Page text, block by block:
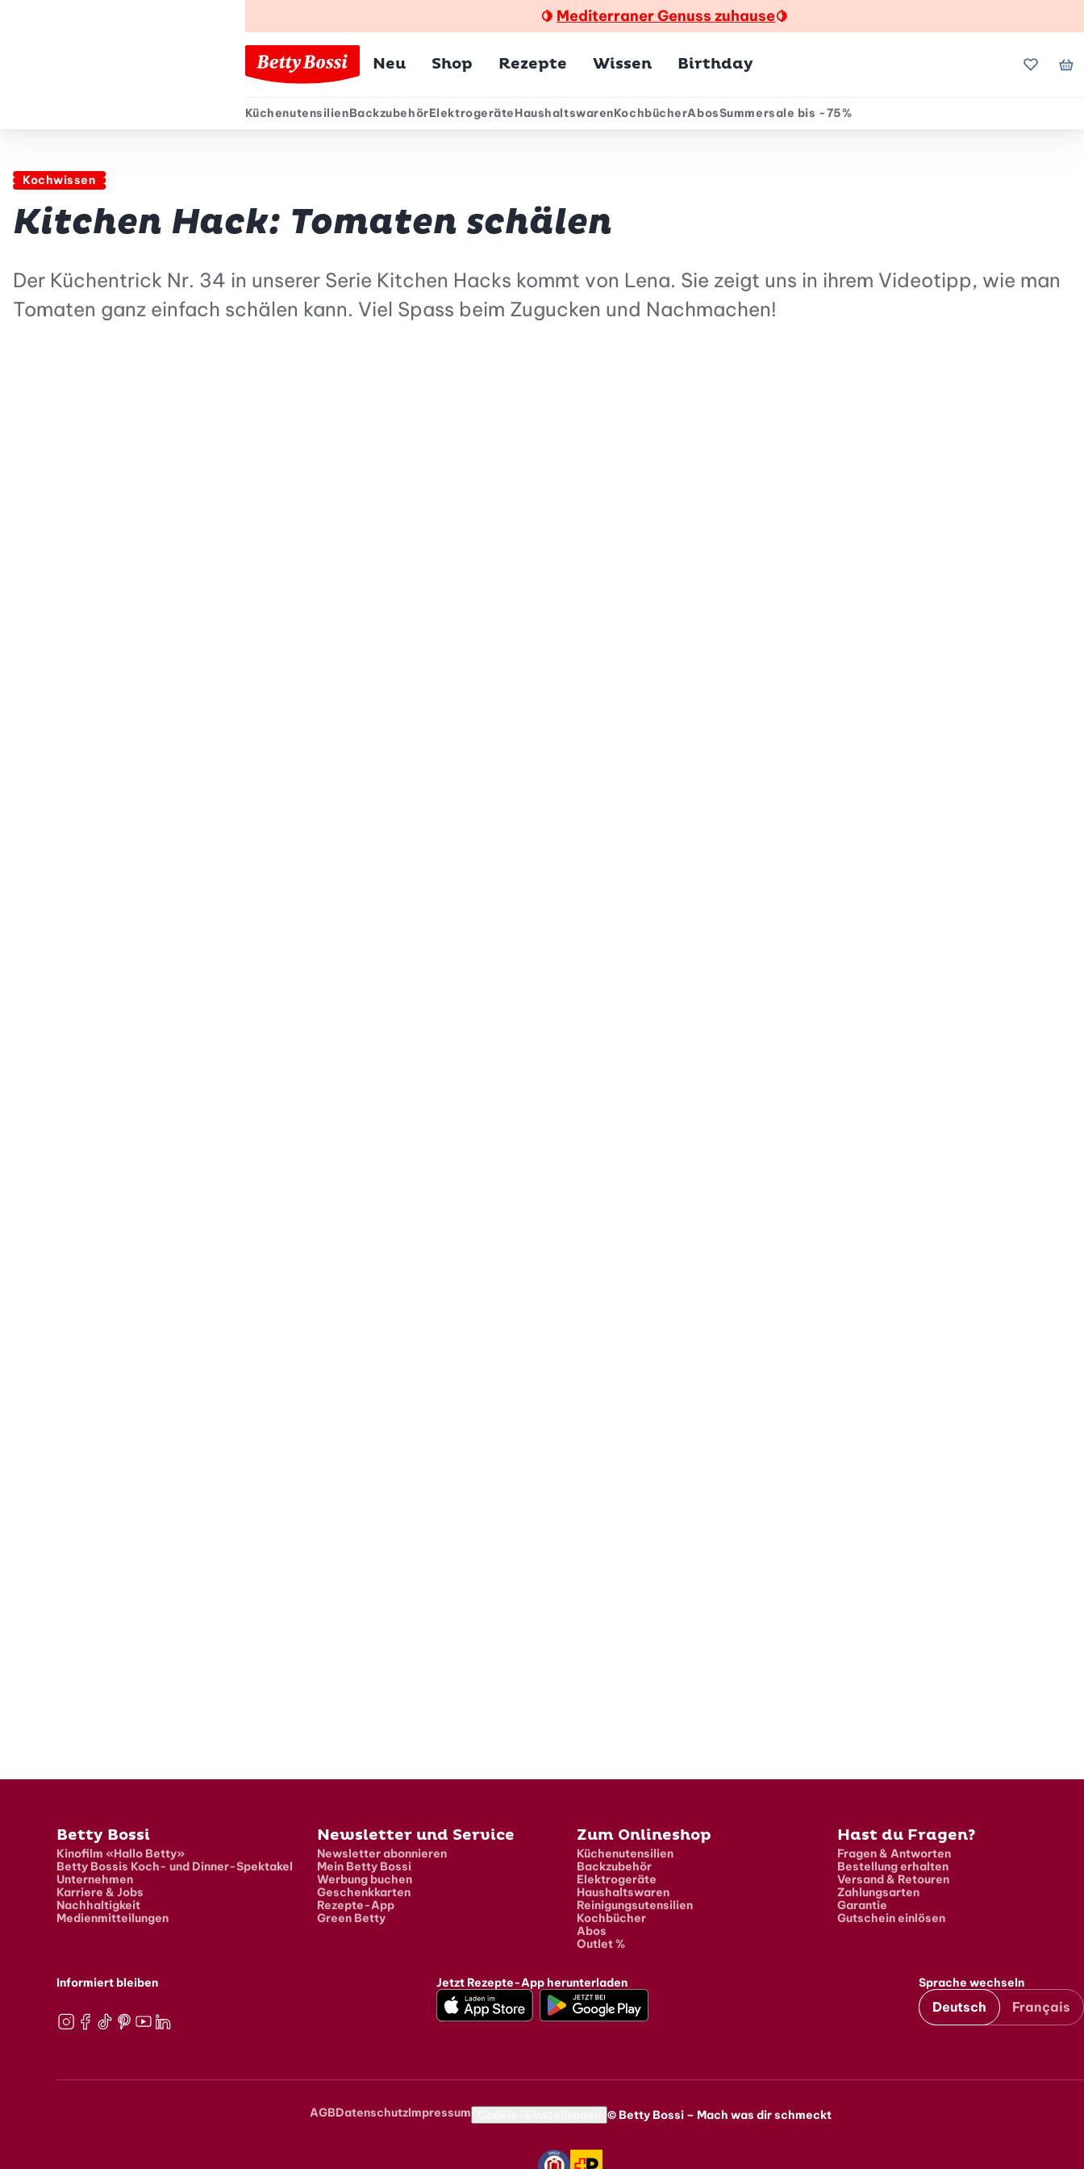
🍋 Mediterraner Genuss zuhause🍋
Hauptmenü
Neu Shop Rezepte Wissen Birthday Meine
Sekundärmenü
KüchenutensilienBackzubehörElektrogeräteHaushaltswarenKochbücherAbosSummersale bis -75%
Kochwissen
Kitchen Hack: Tomaten schälen
Der Küchentrick Nr. 34 in unserer Serie Kitchen Hacks kommt von Lena. Sie zeigt uns in ihrem Videotipp, wie man
Tomaten ganz einfach schälen kann. Viel Spass beim Zugucken und Nachmachen!
Fusszeile
Betty Bossi
Kinofilm «Hallo Betty»
Betty Bossis Koch- und Dinner-Spektakel
Unternehmen
Karriere & Jobs
Nachhaltigkeit
Medienmitteilungen
Newsletter und Service
Newsletter abonnieren
Mein Betty Bossi
Werbung buchen
Geschenkkarten
Rezepte-App
Green Betty
Zum Onlineshop
Küchenutensilien
Backzubehör
Elektrogeräte
Haushaltswaren
Reinigungsutensilien
Kochbücher
Abos
Outlet %
Hast du Fragen?
Fragen & Antworten
Bestellung erhalten
Versand & Retouren
Zahlungsarten
Garantie
Gutschein einlösen
Informiert bleiben Jetzt Rezepte-App herunterladen Sprache wechseln
Deutsch Français
Metanavigation
AGBDatenschutzImpressum © Betty Bossi – Mach was dir schmeckt